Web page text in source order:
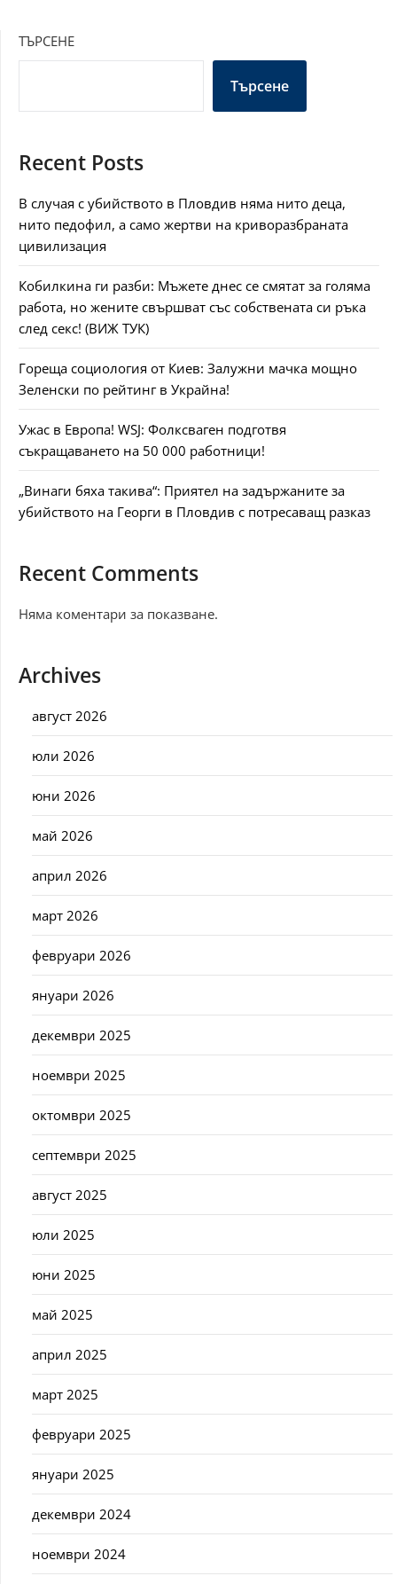
ТЪРСЕНЕ
Търсене
Recent Posts
В случая с убийството в Пловдив няма нито деца,
нито педофил, а само жертви на криворазбраната
цивилизация
Кобилкина ги разби: Мъжете днес се смятат за голяма
работа, но жените свършват със собствената си ръка
след секс! (ВИЖ ТУК)
Гореща социология от Киев: Залужни мачка мощно
Зеленски по рейтинг в Украйна!
Ужас в Европа! WSJ: Фолксваген подготвя
съкращаването на 50 000 работници!
„Винаги бяха такива“: Приятел на задържаните за
убийството на Георги в Пловдив с потресаващ разказ
Recent Comments
Няма коментари за показване.
Archives
август 2026
юли 2026
юни 2026
май 2026
април 2026
март 2026
февруари 2026
януари 2026
декември 2025
ноември 2025
октомври 2025
септември 2025
август 2025
юли 2025
юни 2025
май 2025
април 2025
март 2025
февруари 2025
януари 2025
декември 2024
ноември 2024